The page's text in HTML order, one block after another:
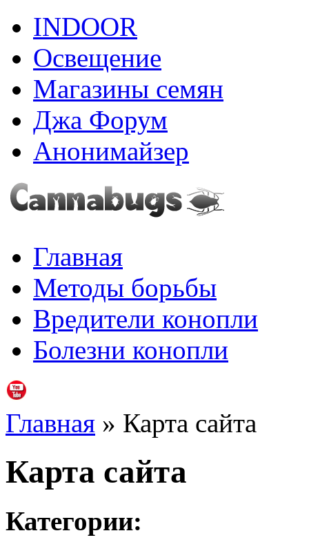
INDOOR
Освещение
Магазины семян
Джа Форум
Анонимайзер
Главная
Методы борьбы
Вредители конопли
Болезни конопли
Главная » Карта сайта
Карта сайта
Категории: